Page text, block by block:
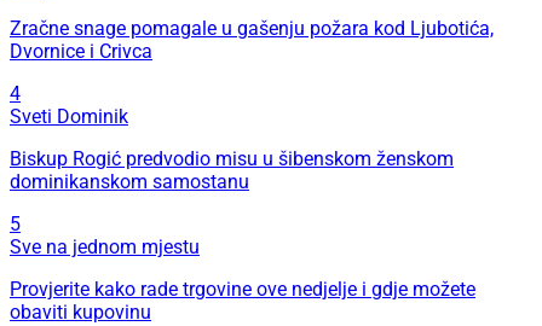
Zračne snage pomagale u gašenju požara kod Ljubotića,
Dvornice i Crivca
4
Sveti Dominik
Biskup Rogić predvodio misu u šibenskom ženskom
dominikanskom samostanu
5
Sve na jednom mjestu
Provjerite kako rade trgovine ove nedjelje i gdje možete
obaviti kupovinu